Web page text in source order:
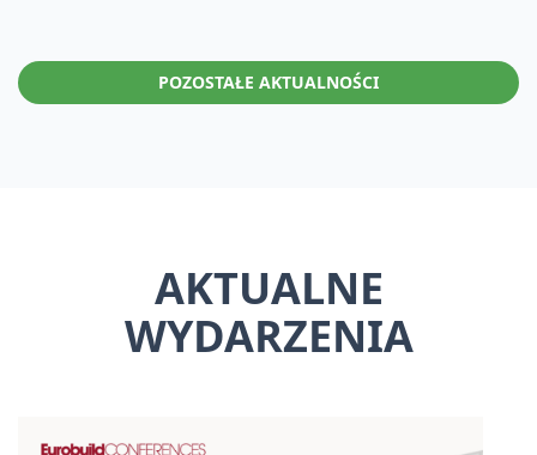
POZOSTAŁE AKTUALNOŚCI
AKTUALNE
WYDARZENIA